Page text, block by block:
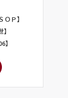
Ｐ】
】